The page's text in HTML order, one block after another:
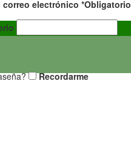
correo electrónico *Obligatorio
Recordarme